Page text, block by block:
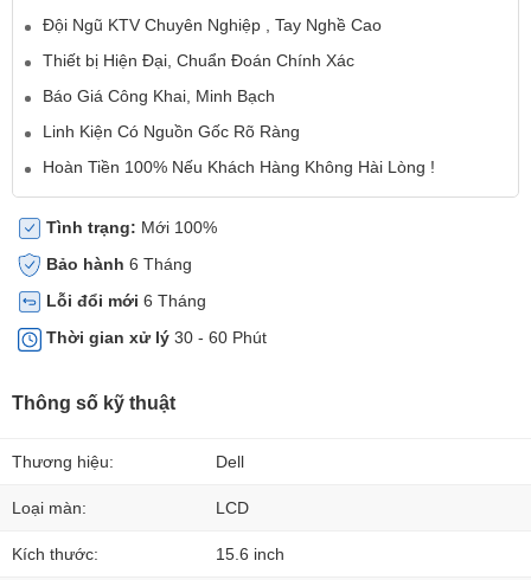
Đội Ngũ KTV Chuyên Nghiệp , Tay Nghề Cao
Thiết bị Hiện Đại, Chuẩn Đoán Chính Xác
Báo Giá Công Khai, Minh Bạch
Linh Kiện Có Nguồn Gốc Rõ Ràng
Hoàn Tiền 100% Nếu Khách Hàng Không Hài Lòng !
Tình trạng: Mới 100%
Bảo hành 6 Tháng
Lỗi đổi mới 6 Tháng
Thời gian xử lý 30 - 60 Phút
Thông số kỹ thuật
Thương hiệu: Dell
Loại màn: LCD
Kích thước: 15.6 inch